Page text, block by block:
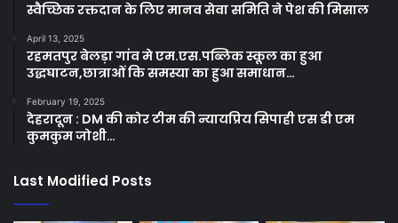
स्वैच्छिक रक्तदान के लिए मानव सेवा समिति ने पेश की मिसाल
April 13, 2025
रहमतपुर बेलड़ा गांव मे एम.एस.पब्लिक स्कूल का हुआ
उद्धघाटन,छात्राओं कि समस्या का हुआ समाधान…
February 19, 2025
देहरादून : DM की कोर टीम की न्यायप्रिय सिपाही एस डी एम
कुमकुम जोशी…
Last Modified Posts